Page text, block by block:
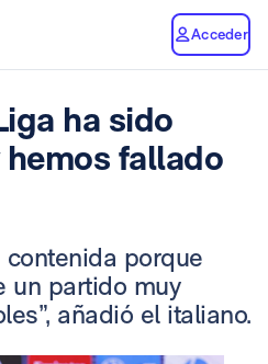
Acceder
ha sido
fallado
contenida porque
un partido muy
añadió el italiano.